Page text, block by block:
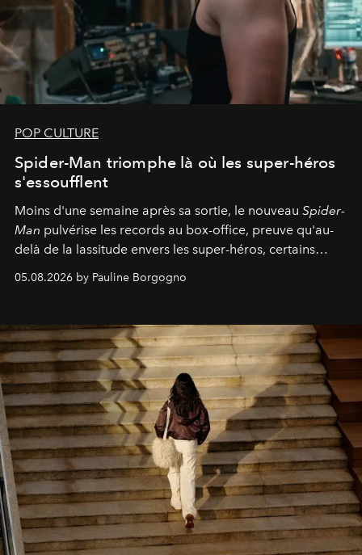
POP CULTURE
Spider-Man triomphe là où les super-héros
s'essoufflent
Moins d'une semaine après sa sortie, le nouveau Spider-
Man pulvérise les records au box-office, preuve qu'au-
delà de la lassitude envers les super-héros, certains
personnages continuent de susciter une ferveur intacte.
05.08.2026 by Pauline Borgogno